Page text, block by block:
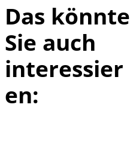
Das könnte
Sie auch
interessier
en: